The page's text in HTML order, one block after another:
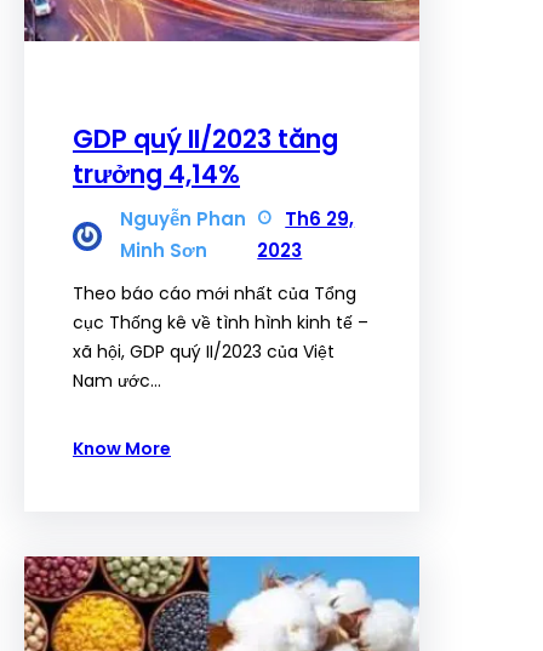
GDP quý II/2023 tăng
trưởng 4,14%
Nguyễn Phan
Minh Sơn
Th6 29,
2023
Theo báo cáo mới nhất của Tổng
cục Thống kê về tình hình kinh tế –
xã hội, GDP quý II/2023 của Việt
Nam ước…
Know More